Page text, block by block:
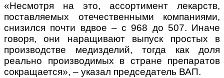
«Несмотря на это, ассортимент лекарств,
поставляемых отечественными компаниями,
снизился почти вдвое – с 968 до 507. Иначе
говоря, они наращивают выпуск простых в
производстве медизделий, тогда как доля
реально производимых в стране препаратов
сокращается», – указал председатель ВАП.